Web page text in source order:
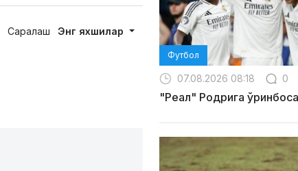
Саралаш Энг яхшилар
Футбол
07.08.2026 08:18 0
"Реал" Родрига